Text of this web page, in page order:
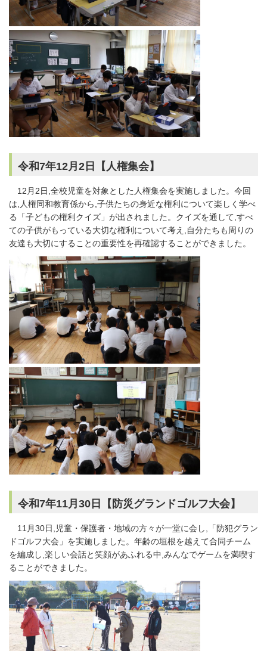
令和7年12月2日【人権集会】
12月2日,全校児童を対象とした人権集会を実施しました。今回
は,人権同和教育係から,子供たちの身近な権利について楽しく学べ
る「子どもの権利クイズ」が出されました。クイズを通して,すべ
ての子供がもっている大切な権利について考え,自分たちも周りの
友達も大切にすることの重要性を再確認することができました。
令和7年11月30日【防災グランドゴルフ大会】
11月30日,児童・保護者・地域の方々が一堂に会し,「防犯グラン
ドゴルフ大会」を実施しました。年齢の垣根を越えて合同チーム
を編成し,楽しい会話と笑顔があふれる中,みんなでゲームを満喫す
ることができました。